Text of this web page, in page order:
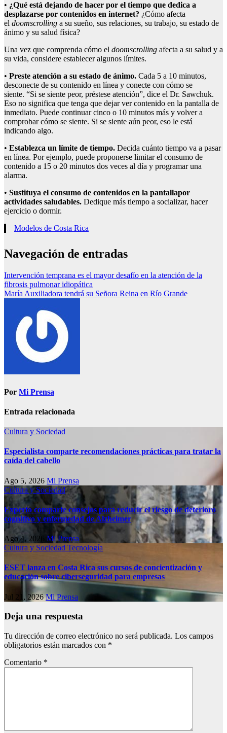
• ¿Qué está dejando de hacer por el tiempo que dedica a
desplazarse por contenidos en internet? ¿Cómo afecta
el doomscrolling a su sueño, sus relaciones, su trabajo, su estado de
ánimo y su salud física?
Una vez que comprenda cómo el doomscrolling afecta a su salud y a
su vida, considere establecer algunos límites.
• Preste atención a su estado de ánimo. Cada 5 a 10 minutos,
desconecte de su contenido en línea y conecte con cómo se
siente. “Si se siente peor, préstese atención”, dice el Dr. Sawchuk.
Eso no significa que tenga que dejar ver contenido en la pantalla de
inmediato. Puede continuar cinco o 10 minutos más y volver a
comprobar cómo se siente. Si se siente aún peor, eso le está
indicando algo.
• Establezca un límite de tiempo. Decida cuánto tiempo va a pasar
en línea. Por ejemplo, puede proponerse limitar el consumo de
contenido a 15 o 20 minutos dos veces al día y programar una
alarma.
• Sustituya el consumo de contenidos en la pantallapor
actividades saludables. Dedique más tiempo a socializar, hacer
ejercicio o dormir.
Modelos de Costa Rica
Navegación de entradas
Intervención temprana es el mayor desafío en la atención de la
fibrosis pulmonar idiopática
María Auxiliadora tendrá su Señora Reina en Río Grande
Por Mi Prensa
Entrada relacionada
Cultura y Sociedad
Especialista comparte recomendaciones prácticas para tratar la
caída del cabello
Ago 5, 2026 Mi Prensa
Cultura y Sociedad
Experto comparte consejos para reducir el riesgo de deterioro
cognitivo у enfermedad de Alzheimer
Ago 4, 2026 Mi Prensa
Cultura y Sociedad Tecnología
ESET lanza en Costa Rica sus cursos de concientización y
educación sobre ciberseguridad para empresas
Jul 21, 2026Mi Prensa
Deja una respuesta
Tu dirección de correo electrónico no será publicada. Los campos
obligatorios están marcados con *
Comentario *